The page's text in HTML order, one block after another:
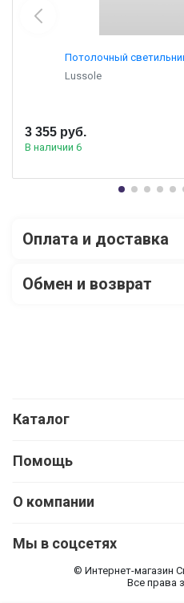
Потолочный
Lussole
3 355 руб.
В наличии 6
Оплата и доставка
Обмен и возврат
Каталог
Помощь
О компании
Мы в соцсетях
© Интернет-магазин
Все права